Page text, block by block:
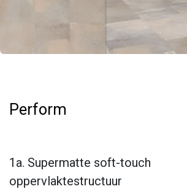
Perform
1a. Supermatte soft-touch
oppervlaktestructuur